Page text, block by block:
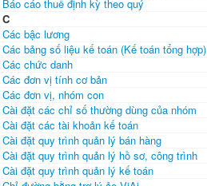
Báo cáo thuế định kỳ theo quý
C
Các bậc lương
Các bảng số liệu kế toán (Kế toán tổng hợp)
Các chức danh
Các đơn vị tính cơ bản
Các đơn vị, nhóm con
Cài đặt các chỉ số thường dùng của nhóm
Cài đặt các tài khoản kế toán
Cài đặt quy trình quản lý bán hàng
Cài đặt quy trình quản lý hồ sơ, công trình
Cài đặt quy trình quản lý kế toán